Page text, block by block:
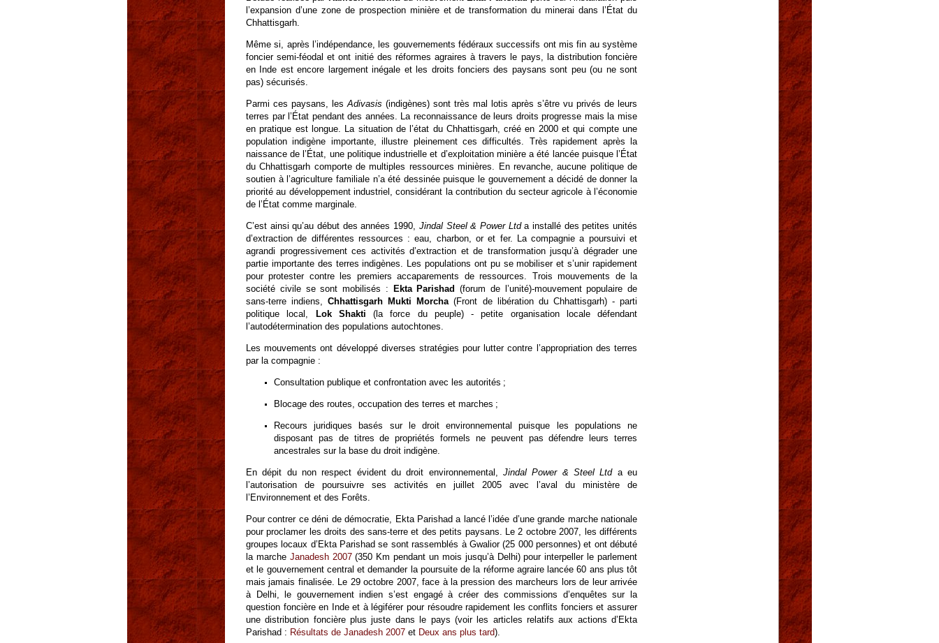
l’expansion d’une zone de prospection minière et de transformation du minerai dans l’État du
Chhattisgarh.
Même si, après l’indépendance, les gouvernements fédéraux successifs ont mis fin au système
foncier semi-féodal et ont initié des réformes agraires à travers le pays, la distribution foncière
en Inde est encore largement inégale et les droits fonciers des paysans sont peu (ou ne sont
pas) sécurisés.
Parmi ces paysans, lesAdivasis (indigènes) sont très mal lotis après s’être vu privés de leurs
terres par l’État pendant des années. La reconnaissance de leurs droits progresse mais la mise
en pratique est longue. La situation de l’état du Chhattisgarh, créé en 2000 et qui compte une
population indigène importante, illustre pleinement ces difficultés. Très rapidement après la
naissance de l’État, une politique industrielle et d’exploitation minière a été lancée puisque l’État
du Chhattisgarh comporte de multiples ressources minières. En revanche, aucune politique de
soutien à l’agriculture familiale n’a été dessinée puisque le gouvernement a décidé de donner la
priorité au développement industriel, considérant la contribution du secteur agricole à l’économie
de l’État comme marginale.
C’est ainsi qu’au début des années 1990, Jindal Steel & Power Ltda installé des petites unités
d’extraction de différentes ressources : eau, charbon, or et fer. La compagnie a poursuivi et
agrandi progressivement ces activités d’extraction et de transformation jusqu’à dégrader une
partie importante des terres indigènes. Les populations ont pu se mobiliser et s’unir rapidement
pour protester contre les premiers accaparements de ressources. Trois mouvements de la
société civile se sont mobilisés :
Ekta Parishad (forum de l’unité)-mouvement populaire de
sans-terre indiens,Chhattisgarh Mukti Morcha(Front de libération du Chhattisgarh) - parti
politique local,
Lok Shakti (la force du peuple) - petite organisation locale défendant
l’autodétermination des populations autochtones.
Les mouvements ont développé diverses stratégies pour lutter contre l’appropriation des terres
par la compagnie :
Consultation publique et confrontation avec les autorités ;
Blocage des routes, occupation des terres et marches ;
Recours juridiques basés sur le droit environnemental puisque les populations ne
disposant pas de titres de propriétés formels ne peuvent pas défendre leurs terres
ancestrales sur la base du droit indigène.
En dépit du non respect évident du droit environnemental, Jindal Power & Steel Ltda eu
l’autorisation de poursuivre ses activités en juillet 2005 avec l’aval du ministère de
l’Environnement et des Forêts.
Pour contrer ce déni de démocratie, Ekta Parishad a lancé l’idée d’une grande marche nationale
pour proclamer les droits des sans-terre et des petits paysans. Le 2 octobre 2007, les différents
groupes locaux d’Ekta Parishad se sont rassemblés à Gwalior (25 000 personnes) et ont débuté
la marche Janadesh 2007(350 Km pendant un mois jusqu’à Delhi) pour interpeller le parlement
et le gouvernement central et demander la poursuite de la réforme agraire lancée 60 ans plus tôt
mais jamais finalisée. Le 29 octobre 2007, face à la pression des marcheurs lors de leur arrivée
à Delhi, le gouvernement indien s’est engagé à créer des commissions d’enquêtes sur la
question foncière en Inde et à légiférer pour résoudre rapidement les conflits fonciers et assurer
une distribution foncière plus juste dans le pays (voir les articles relatifs aux actions d’Ekta
Parishad : Résultats de Janadesh 2007 et Deux ans plus tard).